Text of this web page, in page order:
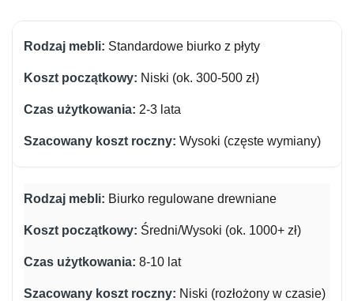
Standardowe biurko z płyty
Niski (ok. 300-500 zł)
2-3 lata
Wysoki (częste wymiany)
Biurko regulowane drewniane
Średni/Wysoki (ok. 1000+ zł)
8-10 lat
Niski (rozłożony w czasie)